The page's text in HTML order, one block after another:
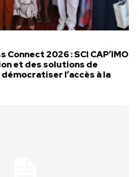
Connect 2026 : SCI CAP’IMO
et des solutions de
l’accès à la